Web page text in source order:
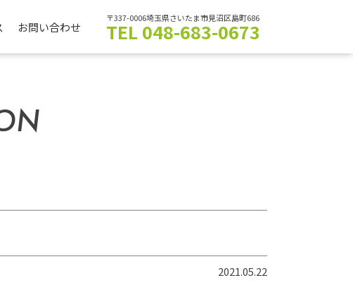
お問い合わせ
〒337-0006埼玉県さいたま市見沼区島町686
TEL 048-683-0673
2021.05.22